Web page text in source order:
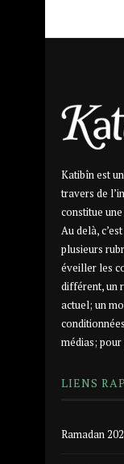
Katibîn est
travers de
constitue
Au delà,
plusieurs
éveiller les
différent, un
actuel; un
médias;
LIENS
Ramadan